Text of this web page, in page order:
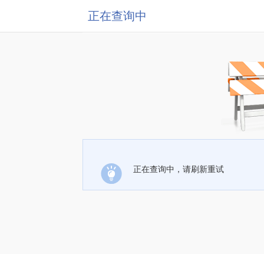
正在查询中
正在查询中，请刷新重试